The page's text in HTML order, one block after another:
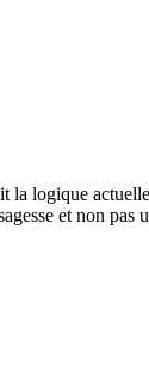
logique
et non pas